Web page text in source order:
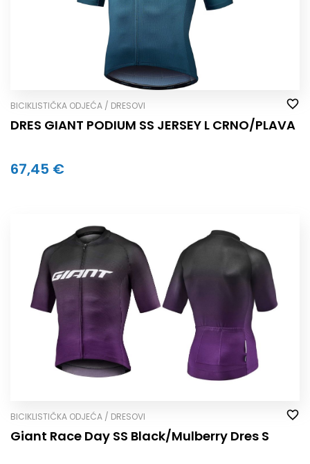
BICIKLISTIČKA ODJEĆA / DRESOVI
DRES GIANT PODIUM SS JERSEY L CRNO/PLAVA
67,45 €
BICIKLISTIČKA ODJEĆA / DRESOVI
Giant Race Day SS Black/Mulberry Dres S